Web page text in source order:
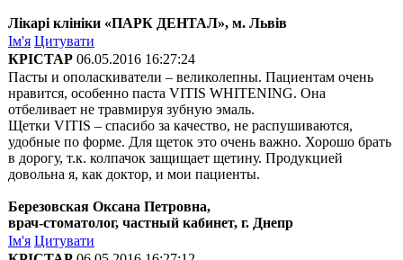
Лікарі клініки «ПАРК ДЕНТАЛ», м. Львів
Ім'я Цитувати
КРІСТАР 06.05.2016 16:27:24
Пасты и ополаскиватели – великолепны. Пациентам очень
нравится, особенно паста VITIS WHITENING. Она
отбеливает не травмируя зубную эмаль.
Щетки VITIS – спасибо за качество, не распушиваются,
удобные по форме. Для щеток это очень важно. Хорошо брать
в дорогу, т.к. колпачок защищает щетину. Продукцией
довольна я, как доктор, и мои пациенты.
Березовская Оксана Петровна,
врач-стоматолог, частный кабинет, г. Днепр
Ім'я Цитувати